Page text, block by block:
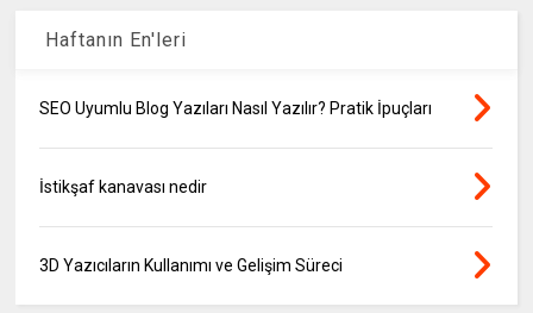
Haftanın En'leri
SEO Uyumlu Blog Yazıları Nasıl Yazılır? Pratik İpuçları
İstikşaf kanavası nedir
3D Yazıcıların Kullanımı ve Gelişim Süreci